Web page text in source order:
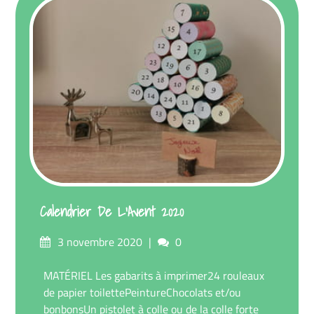
Calendrier De L’Avent 2020
Posté3 novembre 2020 commentaires
0
MATÉRIEL Les gabarits à imprimer24 rouleaux
de papier toilettePeintureChocolats et/ou
bonbonsUn pistolet à colle ou de la colle forte